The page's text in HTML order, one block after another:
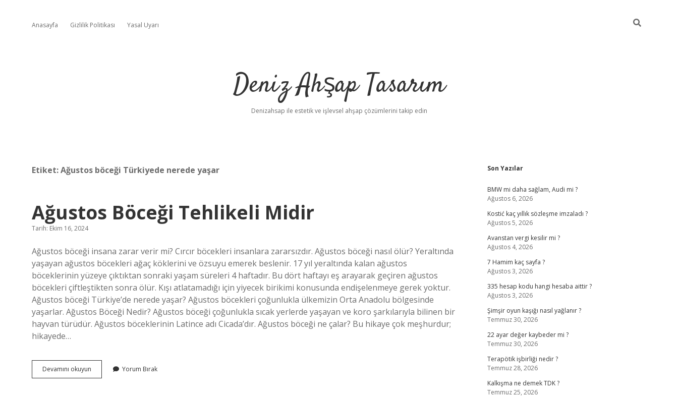
Anasayfa Gizlilik Politikası Yasal Uyarı
Deniz Ahşap Tasarım
Denizahsap ile estetik ve işlevsel ahşap çözümlerini takip edin
Etiket:Ağustos böceği Türkiyede nerede yaşar
Ağustos Böceği Tehlikeli Midir
Tarih: Ekim 16, 2024
Ağustos böceği insana zarar verir mi? Cırcır böcekleri insanlara zararsızdır. Ağustos böceği nasıl ölür? Yeraltında
yaşayan ağustos böcekleri ağaç köklerini ve özsuyu emerek beslenir. 17 yıl yeraltında kalan ağustos
böceklerinin yüzeye çıktıktan sonraki yaşam süreleri 4 haftadır. Bu dört haftayı eş arayarak geçiren ağustos
böcekleri çiftleştikten sonra ölür. Kışı atlatamadığı için yiyecek birikimi konusunda endişelenmeye gerek yoktur.
Ağustos böceği Türkiye’de nerede yaşar? Ağustos böcekleri çoğunlukla ülkemizin Orta Anadolu bölgesinde
yaşarlar. Ağustos Böceği Nedir? Ağustos böceği çoğunlukla sıcak yerlerde yaşayan ve koro şarkılarıyla bilinen bir
hayvan türüdür. Ağustos böceklerinin Latince adı Cicada’dır. Ağustos böceği ne çalar? Bu hikaye çok meşhurdur;
hikayede…
Devamını okuyun Ağustos
Böceği
Yorum Bırak
Sidebar
Son Yazılar
BMW mi daha sağlam, Audi mi ?
Ağustos 6, 2026
Kostić kaç yıllık sözleşme imzaladı ?
Ağustos 5, 2026
Avanstan vergi kesilir mi ?
Ağustos 4, 2026
7 Hamim kaç sayfa ?
Ağustos 3, 2026
335 hesap kodu hangi hesaba aittir ?
Ağustos 3, 2026
Şimşir oyun kaşığı nasıl yağlanır ?
Temmuz 30, 2026
22 ayar değer kaybeder mi ?
Temmuz 30, 2026
Terapötik işbirliği nedir ?
Temmuz 28, 2026
Kalkışma ne demek TDK ?
Temmuz 25, 2026